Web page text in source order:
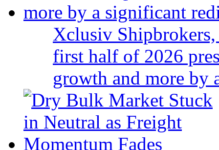
Xclusiv
first half of 2026
growth and more